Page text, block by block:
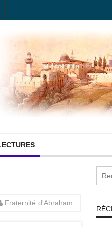
Fraternité d'Abraham